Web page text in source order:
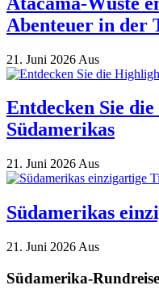
Abenteuer in der
21. Juni 2026 Aus
Entdecken Sie
Südamerikas
21. Juni 2026 Aus
Südamerikas
21. Juni 2026 Aus
Südamerika-